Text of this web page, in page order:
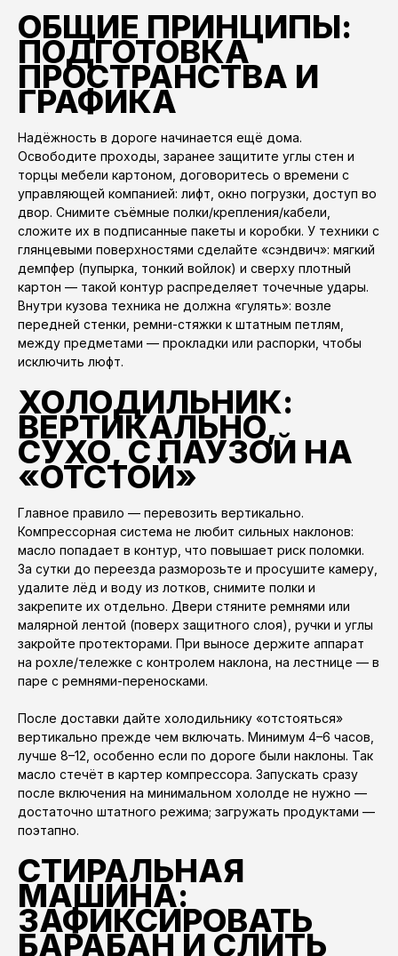
ОБЩИЕ ПРИНЦИПЫ:
ПОДГОТОВКА
ПРОСТРАНСТВА И
ГРАФИКА
Надёжность в дороге начинается ещё дома.
Освободите проходы, заранее защитите углы стен и
торцы мебели картоном, договоритесь о времени с
управляющей компанией: лифт, окно погрузки, доступ во
двор. Снимите съёмные полки/крепления/кабели,
сложите их в подписанные пакеты и коробки. У техники с
глянцевыми поверхностями сделайте «сэндвич»: мягкий
демпфер (пупырка, тонкий войлок) и сверху плотный
картон — такой контур распределяет точечные удары.
Внутри кузова техника не должна «гулять»: возле
передней стенки, ремни-стяжки к штатным петлям,
между предметами — прокладки или распорки, чтобы
исключить люфт.
ХОЛОДИЛЬНИК:
ВЕРТИКАЛЬНО,
СУХО, С ПАУЗОЙ НА
«ОТСТОЙ»
Главное правило — перевозить вертикально.
Компрессорная система не любит сильных наклонов:
масло попадает в контур, что повышает риск поломки.
За сутки до переезда разморозьте и просушите камеру,
удалите лёд и воду из лотков, снимите полки и
закрепите их отдельно. Двери стяните ремнями или
малярной лентой (поверх защитного слоя), ручки и углы
закройте протекторами. При выносе держите аппарат
на рохле/тележке с контролем наклона, на лестнице — в
паре с ремнями-переносками.
После доставки дайте холодильнику «отстояться»
вертикально прежде чем включать. Минимум 4–6 часов,
лучше 8–12, особенно если по дороге были наклоны. Так
масло стечёт в картер компрессора. Запускать сразу
после включения на минимальном хололде не нужно —
достаточно штатного режима; загружать продуктами —
поэтапно.
СТИРАЛЬНАЯ
МАШИНА:
ЗАФИКСИРОВАТЬ
БАРАБАН И СЛИТЬ